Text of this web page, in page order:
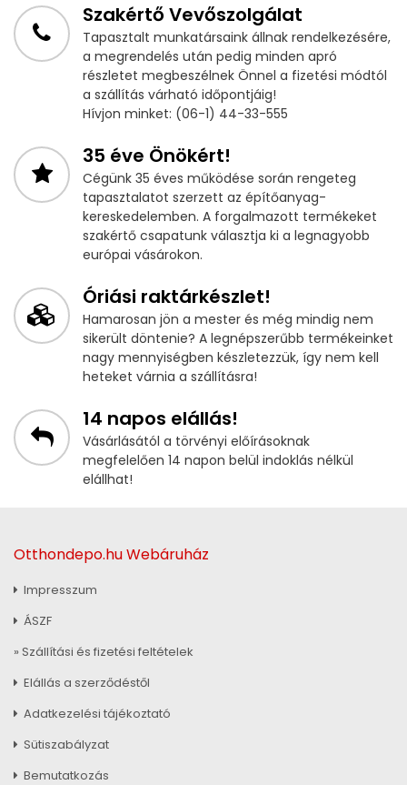
Szakértő Vevőszolgálat
Tapasztalt munkatársaink állnak rendelkezésére,
a megrendelés után pedig minden apró
részletet megbeszélnek Önnel a fizetési módtól
a szállítás várható időpontjáig!
Hívjon minket: (06-1) 44-33-555
35 éve Önökért!
Cégünk 35 éves működése során rengeteg
tapasztalatot szerzett az építőanyag-
kereskedelemben. A forgalmazott termékeket
szakértő csapatunk választja ki a legnagyobb
európai vásárokon.
Óriási raktárkészlet!
Hamarosan jön a mester és még mindig nem
sikerült döntenie? A legnépszerűbb termékeinket
nagy mennyiségben készletezzük, így nem kell
heteket várnia a szállításra!
14 napos elállás!
Vásárlásától a törvényi előírásoknak
megfelelően 14 napon belül indoklás nélkül
elállhat!
Otthondepo.hu Webáruház
Impresszum
ÁSZF
» Szállítási és fizetési feltételek
Elállás a szerződéstől
Adatkezelési tájékoztató
Sütiszabályzat
Bemutatkozás